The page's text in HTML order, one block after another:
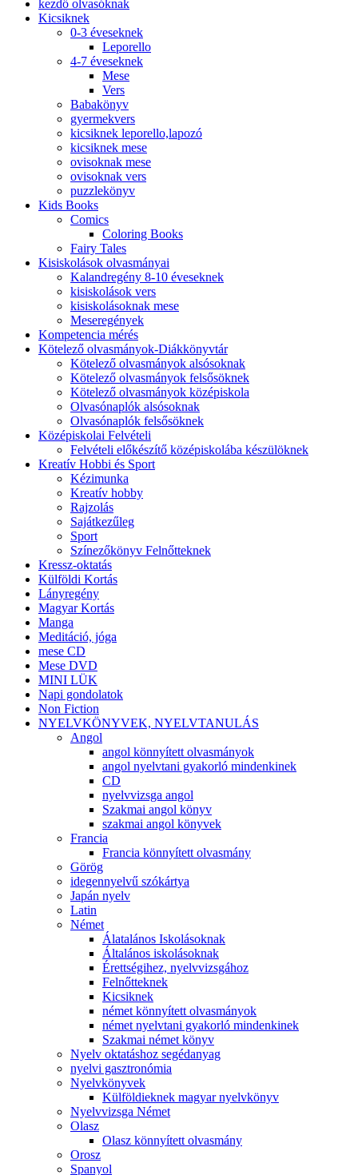
kezdő olvasóknak
Kicsiknek
0-3 éveseknek
Leporello
4-7 éveseknek
Mese
Vers
Babakönyv
gyermekvers
kicsiknek leporello,lapozó
kicsiknek mese
ovisoknak mese
ovisoknak vers
puzzlekönyv
Kids Books
Comics
Coloring Books
Fairy Tales
Kisiskolások olvasmányai
Kalandregény 8-10 éveseknek
kisiskolások vers
kisiskolásoknak mese
Meseregények
Kompetencia mérés
Kötelező olvasmányok-Diákkönyvtár
Kötelező olvasmányok alsósoknak
Kötelező olvasmányok felsősöknek
Kötelező olvasmányok középiskola
Olvasónaplók alsósoknak
Olvasónaplók felsősöknek
Középiskolai Felvételi
Felvételi előkészítő középiskolába készülöknek
Kreatív Hobbi és Sport
Kézimunka
Kreatív hobby
Rajzolás
Sajátkezűleg
Sport
Színezőkönyv Felnőtteknek
Kressz-oktatás
Külföldi Kortás
Lányregény
Magyar Kortás
Manga
Meditáció, jóga
mese CD
Mese DVD
MINI LÜK
Napi gondolatok
Non Fiction
NYELVKÖNYVEK, NYELVTANULÁS
Angol
angol könnyített olvasmányok
angol nyelvtani gyakorló mindenkinek
CD
nyelvvizsga angol
Szakmai angol könyv
szakmai angol könyvek
Francia
Francia könnyített olvasmány
Görög
idegennyelvű szókártya
Japán nyelv
Latin
Német
Álatalános Iskolásoknak
Általános iskolásoknak
Érettségihez, nyelvvizsgához
Felnőtteknek
Kicsiknek
német könnyített olvasmányok
német nyelvtani gyakorló mindenkinek
Szakmai német könyv
Nyelv oktatáshoz segédanyag
nyelvi gasztronómia
Nyelvkönyvek
Külföldieknek magyar nyelvkönyv
Nyelvvizsga Német
Olasz
Olasz könnyített olvasmány
Orosz
Spanyol